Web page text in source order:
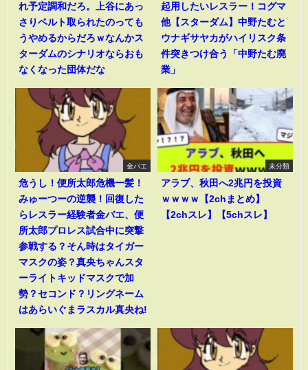
れ予定調和だろ。上谷にあっ
さりベルト取られたのっても
うやめるからだろｗなんかス
ターダムのシナリオならおも
なくなった団体だな
起用したいレスラー！コグマ
他【スターダム】中野たむと
ウナギサヤカがハイリスク条
件突きつけ合う「中野たむ廃
業」
金バエ
危うし！便所太郎危機一髪！
みゅーつーの逆襲！回復した
らレスラー経験者金バエ、便
所太郎プロレス試合中に突撃
参戦する？そん時はタイガー
マスクの姿？真央ちゃんスタ
ーライトキッドマスクで加
勢？セコンド？リングネーム
はあらいぐまラスカル真央ね!
未分類
アラブ、秋田へ2兆円を投資
ｗｗｗｗ【2chまとめ】
【2chスレ】【5chスレ】